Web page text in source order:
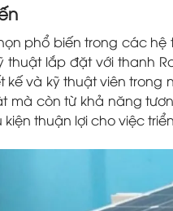
phổ biến trong các
thuật lắp đặt với thanh
và kỹ thuật viên trong
mà còn từ khả năng
thuận lợi cho việc